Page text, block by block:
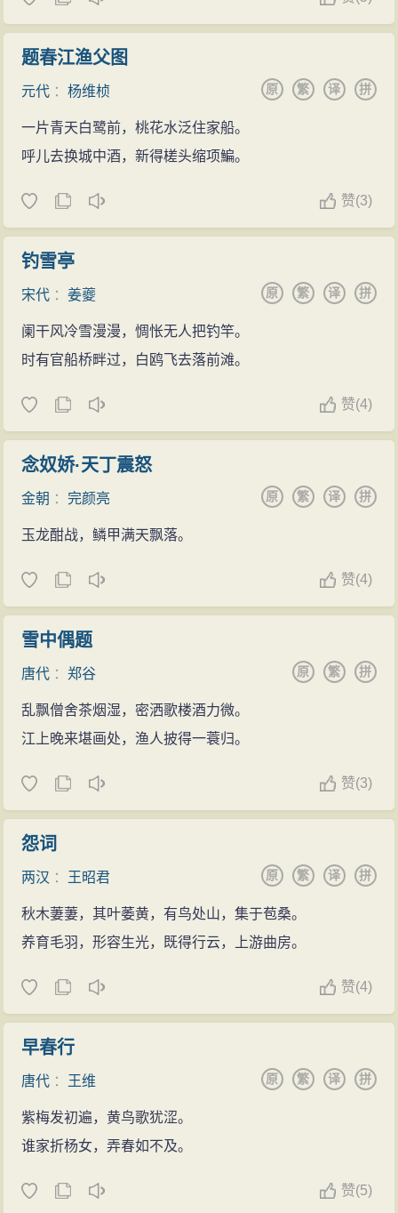
题春江渔父图
元代 ：杨维桢 拼
译
繁
原
一片青天白鹭前，桃花水泛住家船。
呼儿去换城中酒，新得槎头缩项鯿。
赞(3)
钓雪亭
宋代 ：姜夔 拼
译
繁
原
阑干风冷雪漫漫，惆怅无人把钓竿。
时有官船桥畔过，白鸥飞去落前滩。
赞(4)
念奴娇·天丁震怒
金朝 ：完颜亮 拼
译
繁
原
玉龙酣战，鳞甲满天飘落。
赞(4)
雪中偶题
唐代 ：郑谷 拼
繁
原
乱飘僧舍茶烟湿，密洒歌楼酒力微。
江上晚来堪画处，渔人披得一蓑归。
赞(3)
怨词
两汉 ： 王昭君 拼
译
繁
原
秋木萋萋，其叶萎黄，有鸟处山，集于苞桑。
养育毛羽，形容生光，既得行云，上游曲房。
赞(4)
早春行
唐代 ： 王维 拼
译
繁
原
紫梅发初遍，黄鸟歌犹涩。
谁家折杨女，弄春如不及。
赞(5)